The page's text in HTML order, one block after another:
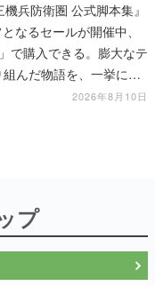
機兵防衛圏 公式脚本集』
なるセールが開催中、
で購入できる。膨大なテ
んだ物語を、一挙に再
2026年8月10日
プ